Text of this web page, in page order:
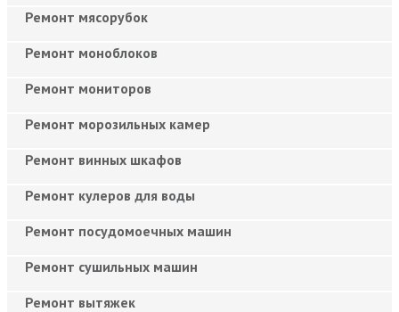
Ремонт мясорубок
Ремонт моноблоков
Ремонт мониторов
Ремонт морозильных камер
Ремонт винных шкафов
Ремонт кулеров для воды
Ремонт посудомоечных машин
Ремонт сушильных машин
Ремонт вытяжек